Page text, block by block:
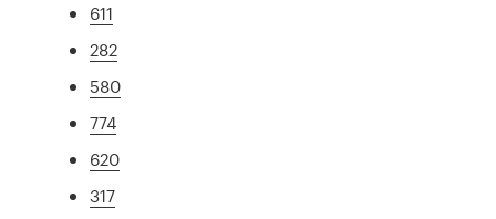
611
282
580
774
620
317